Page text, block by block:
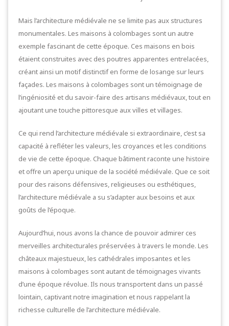
Mais l’architecture médiévale ne se limite pas aux structures
monumentales. Les maisons à colombages sont un autre
exemple fascinant de cette époque. Ces maisons en bois
étaient construites avec des poutres apparentes entrelacées,
créant ainsi un motif distinctif en forme de losange sur leurs
façades. Les maisons à colombages sont un témoignage de
l’ingéniosité et du savoir-faire des artisans médiévaux, tout en
ajoutant une touche pittoresque aux villes et villages.
Ce qui rend l’architecture médiévale si extraordinaire, c’est sa
capacité à refléter les valeurs, les croyances et les conditions
de vie de cette époque. Chaque bâtiment raconte une histoire
et offre un aperçu unique de la société médiévale. Que ce soit
pour des raisons défensives, religieuses ou esthétiques,
l’architecture médiévale a su s’adapter aux besoins et aux
goûts de l’époque.
Aujourd’hui, nous avons la chance de pouvoir admirer ces
merveilles architecturales préservées à travers le monde. Les
châteaux majestueux, les cathédrales imposantes et les
maisons à colombages sont autant de témoignages vivants
d’une époque révolue. Ils nous transportent dans un passé
lointain, captivant notre imagination et nous rappelant la
richesse culturelle de l’architecture médiévale.